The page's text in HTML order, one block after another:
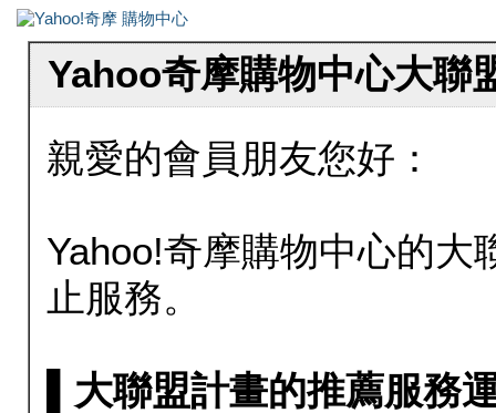
Yahoo奇摩購物中心大聯
親愛的會員朋友您好：
Yahoo!奇摩購物中心的大
止服務。
▌大聯盟計畫的推薦服務